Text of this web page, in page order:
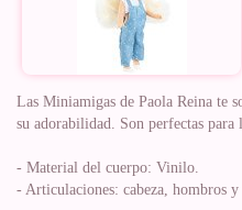
Las Miniamigas de Paola Reina te
su adorabilidad. Son perfectas
- Material del cuerpo: Vinilo.
- Articulaciones: cabeza, hombros y